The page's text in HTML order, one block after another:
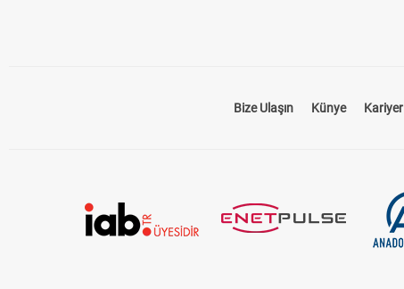
Bize Ulaşın Künye Kariyer